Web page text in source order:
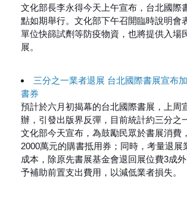
文化部長李永得今天上午宣布，台北國際
點如期舉行。文化部下午召開臨時說明會
單位快篩試劑等防疫物資，也將提供入場
展。
三分之一業者退展 台北國際書展宣布
書券
預計於六月初揭幕的台北國際書展，上周
辦，引發出版界反彈，目前統計約三分之
文化部今天宣布，為鼓勵民眾於書展消費
2000萬元的購書抵用券；同時，考量退展
成本，除原先書展基金會退回展位費3成
予補助前置支出費用，以減低業者損失。